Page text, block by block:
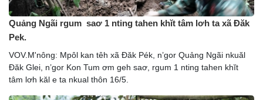
Quảng Ngãi rgum saơ 1 nting tahen khĭt tâm lơh ta xã Đăk
Pek.
VOV.M'nông: Mpôl kan têh xã Đăk Pék, n’gor Quảng Ngãi nkuăl
Đăk Glei, n’gor Kon Tum ơm geh saơ, rgum 1 nting tahen khĭt
tâm lơh kăl e ta nkual thôn 16/5.